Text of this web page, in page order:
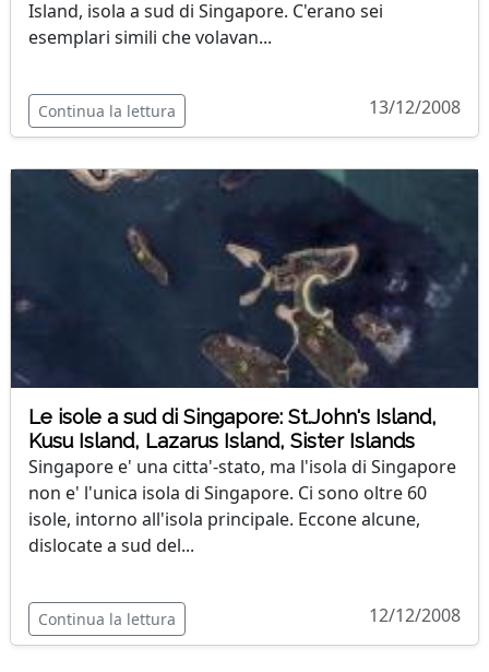
Island, isola a sud di Singapore. C'erano sei
esemplari simili che volavan...
Continua la lettura 13/12/2008
Le isole a sud di Singapore: St.John's Island,
Kusu Island, Lazarus Island, Sister Islands
Singapore e' una citta'-stato, ma l'isola di Singapore
non e' l'unica isola di Singapore. Ci sono oltre 60
isole, intorno all'isola principale. Eccone alcune,
dislocate a sud del...
Continua la lettura 12/12/2008